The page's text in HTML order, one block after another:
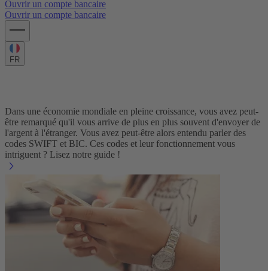
Ouvrir un compte bancaire
Ouvrir un compte bancaire
FR
Dans une économie mondiale en pleine croissance, vous avez peut-
être remarqué qu'il vous arrive de plus en plus souvent d'envoyer de
l'argent à l'étranger. Vous avez peut-être alors entendu parler des
codes SWIFT et BIC. Ces codes et leur fonctionnement vous
intriguent ? Lisez notre guide !